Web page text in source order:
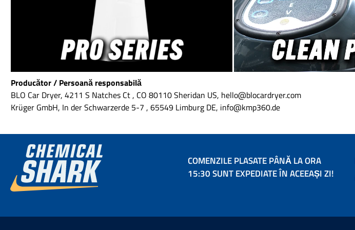
Producător / Persoană responsabilă
BLO Car Dryer, 4211 S Natches Ct , CO 80110 Sheridan US, hello@blocardryer.com
Krüger GmbH, In der Schwarzerde 5-7 , 65549 Limburg DE, info@kmp360.de
COMENZILE PLASATE PÂNĂ LA ORA
15:30 SUNT EXPEDIATE ÎN ACEEAȘI ZI!